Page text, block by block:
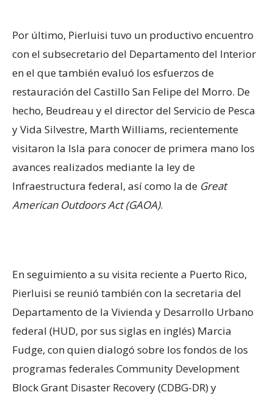
Por último, Pierluisi tuvo un productivo encuentro
con el subsecretario del Departamento del Interior
en el que también evaluó los esfuerzos de
restauración del Castillo San Felipe del Morro. De
hecho, Beudreau y el director del Servicio de Pesca
y Vida Silvestre, Marth Williams, recientemente
visitaron la Isla para conocer de primera mano los
avances realizados mediante la ley de
Infraestructura federal, así como la de Great
American Outdoors Act (GAOA).
En seguimiento a su visita reciente a Puerto Rico,
Pierluisi se reunió también con la secretaria del
Departamento de la Vivienda y Desarrollo Urbano
federal (HUD, por sus siglas en inglés) Marcia
Fudge, con quien dialogó sobre los fondos de los
programas federales Community Development
Block Grant Disaster Recovery (CDBG-DR) y